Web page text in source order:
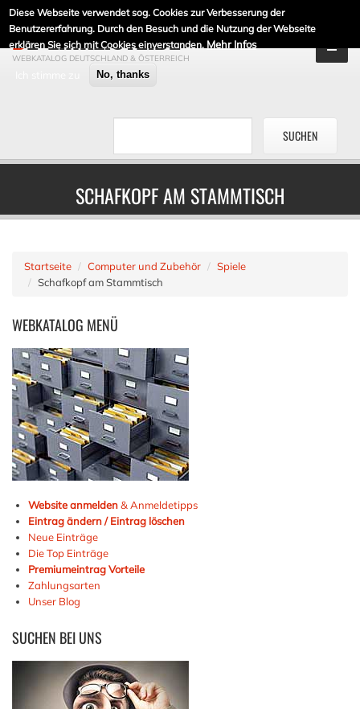
Diese Webseite verwendet sog. Cookies zur Verbesserung der
Benutzererfahrung. Durch den Besuch und die Nutzung der Webseite
erklären Sie sich mit Cookies einverstanden. Mehr Infos
No, thanks
DE-LINKLISTE.DE
WEBKATALOG DEUTSCHLAND & ÖSTERREICH
SCHAFKOPF AM STAMMTISCH
Startseite Computer und Zubehör
Spiele
Schafkopf am Stammtisch
WEBKATALOG MENÜ
Website anmelden& Anmeldetipps
Eintrag ändern / Eintrag löschen
Neue Einträge
Die Top Einträge
Premiumeintrag Vorteile
Zahlungsarten
Unser Blog
SUCHEN BEI UNS